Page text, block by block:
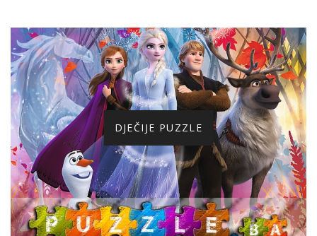
DJEČIJE PUZZLE